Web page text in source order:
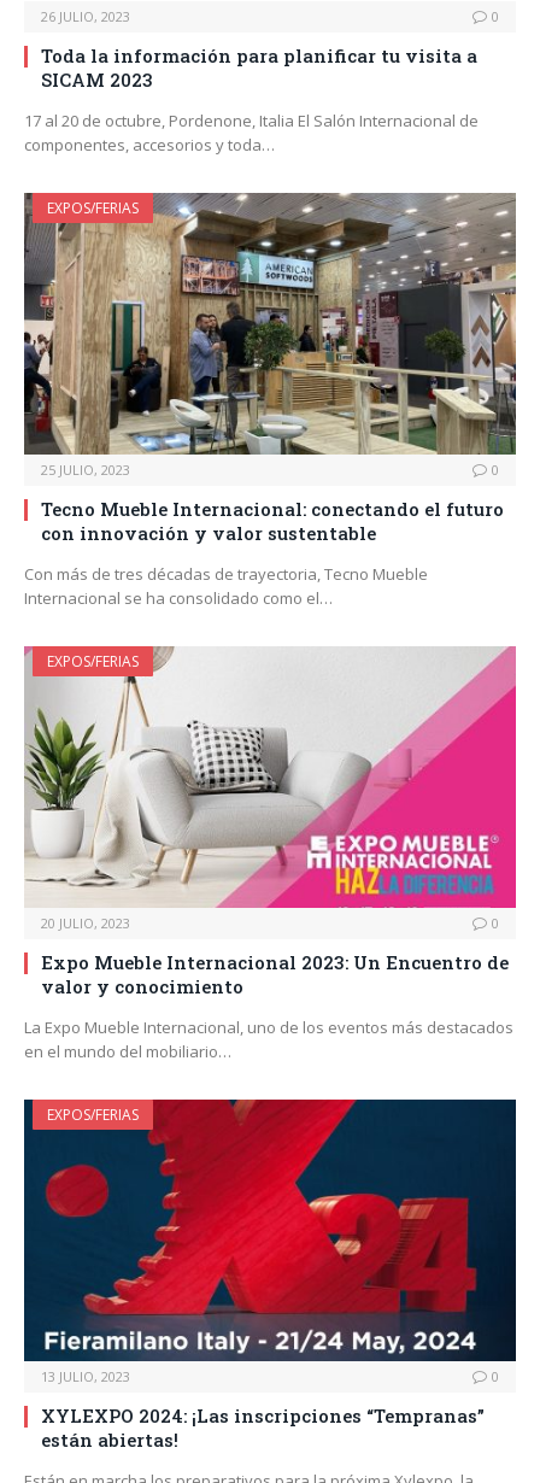
26 JULIO, 2023 0
Toda la información para planificar tu visita a
SICAM 2023
17 al 20 de octubre, Pordenone, Italia El Salón Internacional de
componentes, accesorios y toda…
EXPOS/FERIAS
25 JULIO, 2023 0
Tecno Mueble Internacional: conectando el futuro
con innovación y valor sustentable
Con más de tres décadas de trayectoria, Tecno Mueble
Internacional se ha consolidado como el…
EXPOS/FERIAS
20 JULIO, 2023 0
Expo Mueble Internacional 2023: Un Encuentro de
valor y conocimiento
La Expo Mueble Internacional, uno de los eventos más destacados
en el mundo del mobiliario…
EXPOS/FERIAS
13 JULIO, 2023 0
XYLEXPO 2024: ¡Las inscripciones “Tempranas”
están abiertas!